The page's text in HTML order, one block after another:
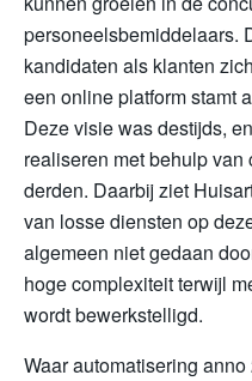
personeelsbemiddelaars.
kandidaten als klanten
een online platform stamt
Deze visie was destijds,
realiseren met behulp
derden. Daarbij ziet
van losse diensten op
algemeen niet gedaan
hoge complexiteit terwijl
wordt bewerkstelligd.
Waar automatisering